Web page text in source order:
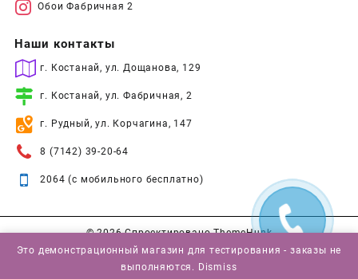
Обои Фабричная 2
Наши контакты
г. Костанай, ул. Дощанова, 129
г. Костанай, ул. Фабричная, 2
г. Рудный, ул. Корчагина, 147
8 (7142) 39-20-64
2064 (с мобильного бесплатно)
© 2026Спроектировано ThemeHunk
Это демонстрационный магазин для тестирования - заказы не
выполняются. Dismiss